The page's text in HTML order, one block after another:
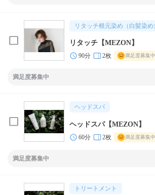
リタッチ根元染め（白髪染め
リタッチ【MEZON】
90分 2枚 満足度募集中
満足度募集中
ヘッドスパ
ヘッドスパ【MEZON】
60分 2枚 満足度募集中
満足度募集中
トリートメント